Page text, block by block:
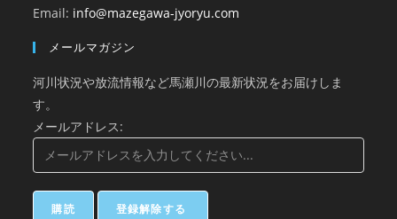
Email: info@mazegawa-jyoryu.com
メールマガジン
河川状況や放流情報など馬瀬川の最新状況をお届けしま
す。
メールアドレス: